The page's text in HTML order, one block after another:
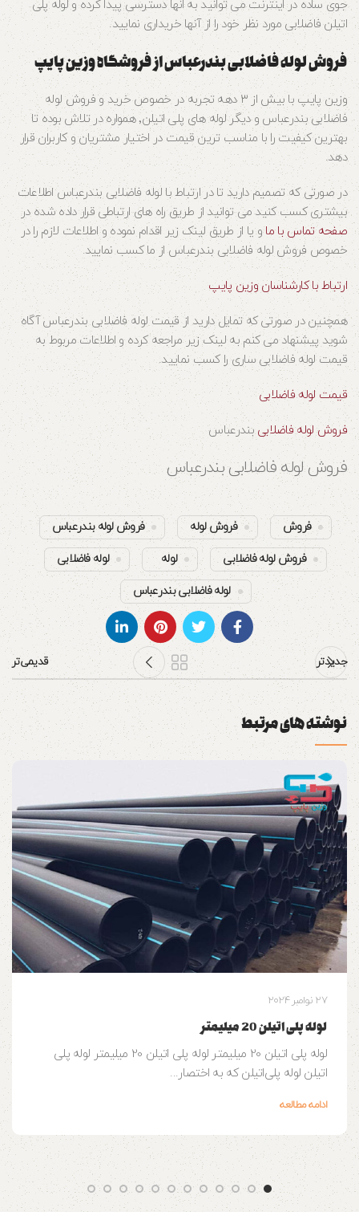
جوی ساده در اینترنت می توانید به انها دسترسی پیدا کرده و لوله پلی
اتیلن فاضلابی مورد نظر خود را از آنها خریداری نمایید.
فروش لوله فاضلابی بندرعباس از فروشگاه وزین پایپ
وزین پایپ با بیش از ۳ دهه تجربه در خصوص خرید و فروش لوله
فاضلابی بندرعباس و دیگر لوله های پلی اتیلن٬ همواره در تلاش بوده تا
بهترین کیفیت را با مناسب ترین قیمت در اختیار مشتریان و کاربران قرار
دهد.
در صورتی که تصمیم دارید تا در ارتباط با لوله فاضلابی بندرعباس اطلاعات
بیشتری کسب کنید می توانید از طریق راه های ارتباطی قرار داده شده در
صفحه تماس با ماو یا از طریق لینک زیر اقدام نموده و اطلاعات لازم را در
خصوص فروش لوله فاضلابی بندرعباس از ما کسب نمایید.
ارتباط با کارشناسان وزین پایپ
همچنین در صورتی که تمایل دارید از قیمت لوله فاضلابی بندرعباس آگاه
شوید پیشنهاد می کنم به لینک زیر مراجعه کرده و اطلاعات مربوط به
قیمت لوله فاضلابی ساری را کسب نمایید.
قیمت لوله فاضلابی
فروش لوله فاضلابیبندرعباس
فروش لوله فاضلابی بندرعباس
فروش فروش لوله فروش لوله بندرعباس
فروش لوله فاضلابی لوله لوله فاضلابی
لوله فاضلابی بندرعباس
جدیدتر قدیمی‌تر
نوشته های مرتبط
27 نوامبر 2024
لوله پلی اتیلن 20 میلیمتر
لوله پلی اتیلن 20 میلیمتر لوله پلی اتیلن 20 میلیمتر لوله پلی
اتیلن لوله‌ پلی‌اتیلن که به اختصار...
ادامه مطالعه